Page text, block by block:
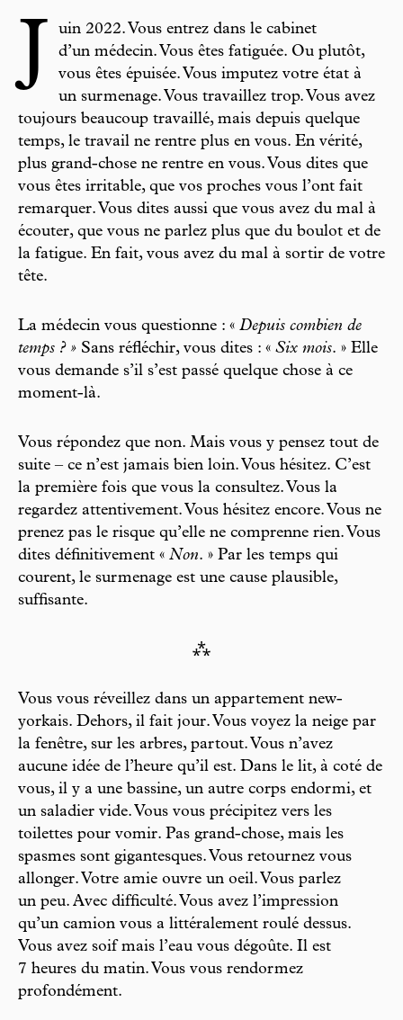
J
uin 2022. Vous entrez dans le cabinet
d’un médecin. Vous êtes fatiguée. Ou plutôt,
vous êtes épuisée. Vous imputez votre état à
un surmenage. Vous travaillez trop. Vous avez
toujours beaucoup travaillé, mais depuis quelque
temps, le travail ne rentre plus en vous. En vérité,
plus grand-chose ne rentre en vous. Vous dites que
vous êtes irritable, que vos proches vous l’ont fait
remarquer. Vous dites aussi que vous avez du mal à
écouter, que vous ne parlez plus que du boulot et de
la fatigue. En fait, vous avez du mal à sortir de votre
tête.
La médecin vous questionne : « Depuis combien de
temps ? » Sans réfléchir, vous dites : « Six mois. » Elle
vous demande s’il s’est passé quelque chose à ce
moment-là.
Vous répondez que non. Mais vous y pensez tout de
suite – ce n’est jamais bien loin. Vous hésitez. C’est
la première fois que vous la consultez. Vous la
regardez attentivement. Vous hésitez encore. Vous ne
prenez pas le risque qu’elle ne comprenne rien. Vous
dites définitivement « Non. » Par les temps qui
courent, le surmenage est une cause plausible,
suffisante.
⁂
Vous vous réveillez dans un appartement new-
yorkais. Dehors, il fait jour. Vous voyez la neige par
la fenêtre, sur les arbres, partout. Vous n’avez
aucune idée de l’heure qu’il est. Dans le lit, à coté de
vous, il y a une bassine, un autre corps endormi, et
un saladier vide. Vous vous précipitez vers les
toilettes pour vomir. Pas grand-chose, mais les
spasmes sont gigantesques. Vous retournez vous
allonger. Votre amie ouvre un oeil. Vous parlez
un peu. Avec difficulté. Vous avez l’impression
qu’un camion vous a littéralement roulé dessus.
Vous avez soif mais l’eau vous dégoûte. Il est
7 heures du matin. Vous vous rendormez
profondément.